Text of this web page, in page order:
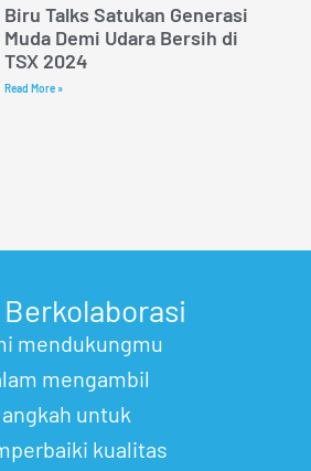
Biru Talks Satukan Generasi
Muda Demi Udara Bersih di
TSX 2024
Read More »
mendukungmu
mengambil
untuk
kualitas